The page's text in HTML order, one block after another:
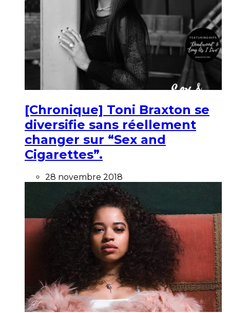
[Chronique] Toni Braxton se
diversifie sans réellement
changer sur “Sex and
Cigarettes”.
28 novembre 2018